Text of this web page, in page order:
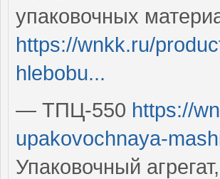
упаковочных
https://wnkk.ru/
hlebobu...
— ТПЦ-550 https://
upakovochnaya-
Упаковочный